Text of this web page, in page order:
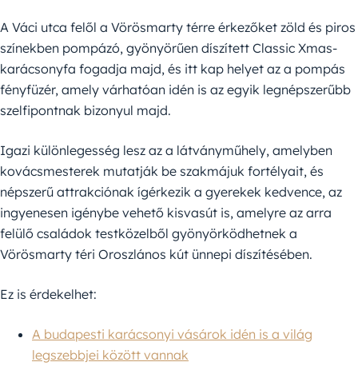
A Váci utca felől a Vörösmarty térre érkezőket zöld és piros
színekben pompázó, gyönyörűen díszített Classic Xmas-
karácsonyfa fogadja majd, és itt kap helyet az a pompás
fényfüzér, amely várhatóan idén is az egyik legnépszerűbb
szelfipontnak bizonyul majd.
Igazi különlegesség lesz az a látványműhely, amelyben
kovácsmesterek mutatják be szakmájuk fortélyait, és
népszerű attrakciónak ígérkezik a gyerekek kedvence, az
ingyenesen igénybe vehető kisvasút is, amelyre az arra
felülő családok testközelből gyönyörködhetnek a
Vörösmarty téri Oroszlános kút ünnepi díszítésében.
Ez is érdekelhet:
A budapesti karácsonyi vásárok idén is a világ
legszebbjei között vannak